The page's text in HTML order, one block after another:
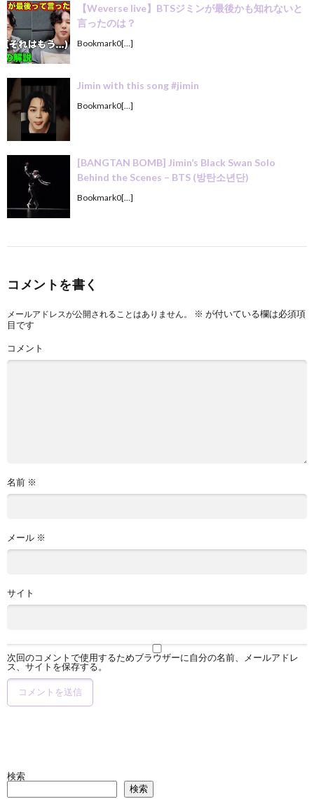
【Weverse live】BTSジミンが最後かも知れないと
言ったのは？
Bookmark0[…]
Jimin with this song #jimin
Bookmark0[…]
[BANGTAN BOMB] Jimin’s Black Swan Solo
Behind the Scenes – BTS (방탄소년단)
Bookmark0[…]
コメントを書く
メールアドレスが公開されることはありません。 ※ が付いている欄は必須項
目です
コメント
名前 ※
メール ※
サイト
次回のコメントで使用するためブラウザーに自分の名前、メールアドレ
ス、サイトを保存する。
検索
検索